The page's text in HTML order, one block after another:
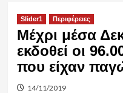
Slider1 Περιφέρειες
Μέχρι μέσα
εκδοθεί οι
που είχαν
14/11/2019